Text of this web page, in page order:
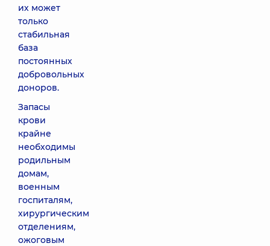
их может
только
стабильная
база
постоянных
добровольных
доноров.
Запасы
крови
крайне
необходимы
родильным
домам,
военным
госпиталям,
хирургическим
отделениям,
ожоговым